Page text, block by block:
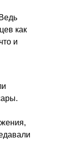
как
и